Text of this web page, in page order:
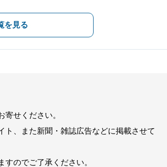
を見る
寄せください。
ト、また新聞・雑誌広告などに掲載させて
のでご了承ください。